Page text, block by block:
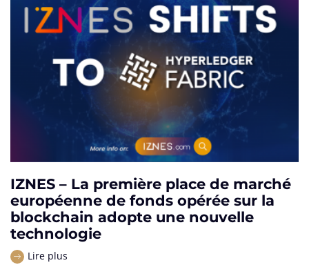
IZNES – La première place de marché
européenne de fonds opérée sur la
blockchain adopte une nouvelle
technologie
Lire plus